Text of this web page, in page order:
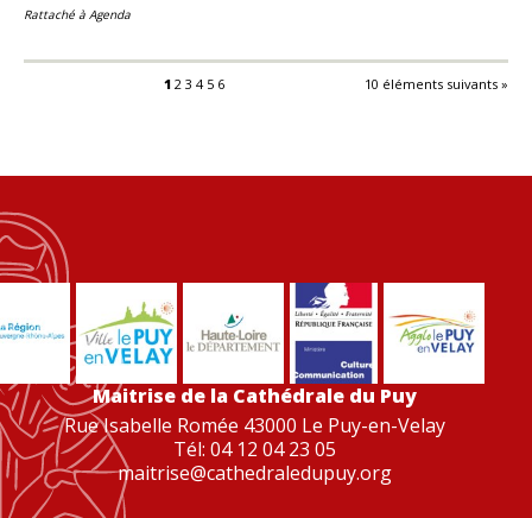
Rattaché à Agenda
10 éléments suivants »
1 2 3 4 5 6
Maitrise de la Cathédrale du Puy
Rue Isabelle Romée 43000 Le Puy-en-Velay
Tél: 04 12 04 23 05
maitrise@cathedraledupuy.org